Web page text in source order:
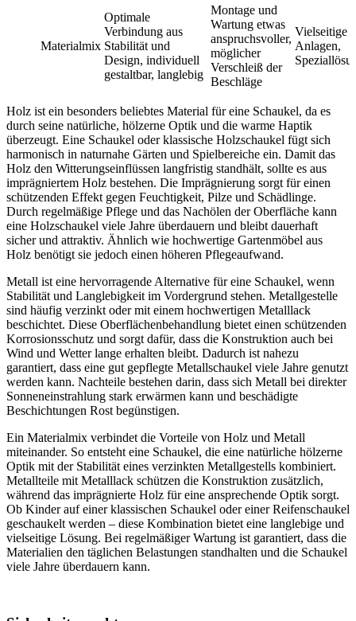
Materialmix
Optimale
Verbindung aus
Stabilität und
Design, individuell
gestaltbar, langlebig
Montage und
Wartung etwas
anspruchsvoller,
möglicher
Verschleiß der
Beschläge
Vielseitige
Anlagen,
Holz ist ein besonders beliebtes Material für eine Schaukel, da es
durch seine natürliche, hölzerne Optik und die warme Haptik
überzeugt. Eine Schaukel oder klassische Holzschaukel fügt sich
harmonisch in naturnahe Gärten und Spielbereiche ein. Damit das
Holz den Witterungseinflüssen langfristig standhält, sollte es aus
imprägniertem Holz bestehen. Die Imprägnierung sorgt für einen
schützenden Effekt gegen Feuchtigkeit, Pilze und Schädlinge.
Durch regelmäßige Pflege und das Nachölen der Oberfläche kann
eine Holzschaukel viele Jahre überdauern und bleibt dauerhaft
sicher und attraktiv. Ähnlich wie hochwertige Gartenmöbel aus
Holz benötigt sie jedoch einen höheren Pflegeaufwand.
Metall ist eine hervorragende Alternative für eine Schaukel, wenn
Stabilität und Langlebigkeit im Vordergrund stehen. Metallgestelle
sind häufig verzinkt oder mit einem hochwertigen Metalllack
beschichtet. Diese Oberflächenbehandlung bietet einen schützenden
Korrosionsschutz und sorgt dafür, dass die Konstruktion auch bei
Wind und Wetter lange erhalten bleibt. Dadurch ist nahezu
garantiert, dass eine gut gepflegte Metallschaukel viele Jahre genutzt
werden kann. Nachteile bestehen darin, dass sich Metall bei direkter
Sonneneinstrahlung stark erwärmen kann und beschädigte
Beschichtungen Rost begünstigen.
Ein Materialmix verbindet die Vorteile von Holz und Metall
miteinander. So entsteht eine Schaukel, die eine natürliche hölzerne
Optik mit der Stabilität eines verzinkten Metallgestells kombiniert.
Metallteile mit Metalllack schützen die Konstruktion zusätzlich,
während das imprägnierte Holz für eine ansprechende Optik sorgt.
Ob Kinder auf einer klassischen Schaukel oder einer Reifenschaukel
geschaukelt werden – diese Kombination bietet eine langlebige und
vielseitige Lösung. Bei regelmäßiger Wartung ist garantiert, dass die
Materialien den täglichen Belastungen standhalten und die Schaukel
viele Jahre überdauern kann.